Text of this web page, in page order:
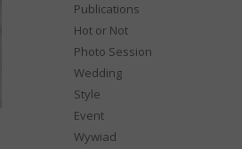
Publications
Hot or Not
Photo Session
Wedding
Style
Event
Wywiad